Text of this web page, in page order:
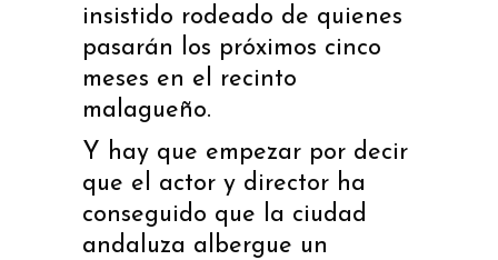
insistido rodeado de quienes
pasarán los próximos cinco
meses en el recinto
malagueño.
Y hay que empezar por decir
que el actor y director ha
conseguido que la ciudad
andaluza albergue un